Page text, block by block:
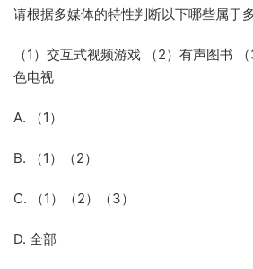
请根据多媒体的特性判断以下哪些属于
（1）交互式视频游戏 （2）有声图书
色电视
A. （1）
B. （1）（2）
C. （1）（2）（3）
D. 全部